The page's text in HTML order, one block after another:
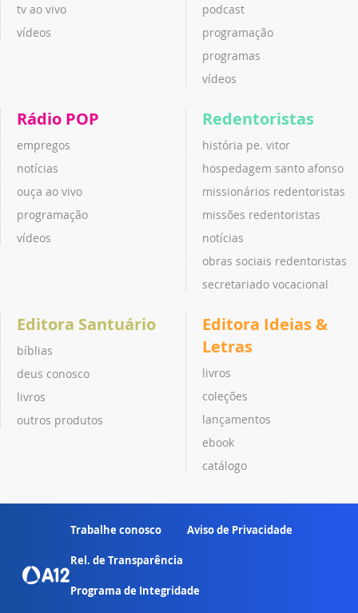
tv ao vivo
vídeos
podcast
programação
programas
vídeos
Rádio POP
empregos
notícias
ouça ao vivo
programação
vídeos
Redentoristas
história pe. vitor
hospedagem santo afonso
missionários redentoristas
missões redentoristas
notícias
obras sociais redentoristas
secretariado vocacional
Editora Santuário
bíblias
deus conosco
livros
outros produtos
Editora Ideias &
Letras
livros
coleções
lançamentos
ebook
catálogo
Trabalhe conosco Aviso de Privacidade
Rel. de Transparência
Programa de Integridade